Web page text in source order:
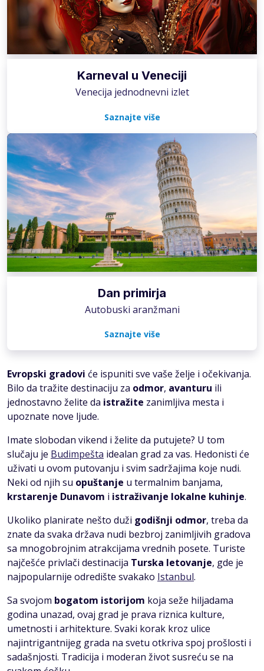
Karneval u Veneciji
Venecija jednodnevni izlet
Saznajte više
Dan primirja
Autobuski aranžmani
Saznajte više
Evropski gradovi će ispuniti sve vaše želje i očekivanja.
Bilo da tražite destinaciju za odmor, avanturu ili
jednostavno želite da istražite zanimljiva mesta i
upoznate nove ljude.
Imate slobodan vikend i želite da putujete? U tom
slučaju je Budimpešta idealan grad za vas. Hedonisti će
uživati u ovom putovanju i svim sadržajima koje nudi.
Neki od njih su opuštanje u termalnim banjama,
krstarenje Dunavom i istraživanje lokalne kuhinje.
Ukoliko planirate nešto duži godišnji odmor, treba da
znate da svaka država nudi bezbroj zanimljivih gradova
sa mnogobrojnim atrakcijama vrednih posete. Turiste
najčešće privlači destinacija Turska letovanje, gde je
najpopularnije odredište svakako Istanbul.
Sa svojom bogatom istorijom koja seže hiljadama
godina unazad, ovaj grad je prava riznica kulture,
umetnosti i arhitekture. Svaki korak kroz ulice
najintrigantnijeg grada na svetu otkriva spoj prošlosti i
sadašnjosti. Tradicija i moderan život susreću se na